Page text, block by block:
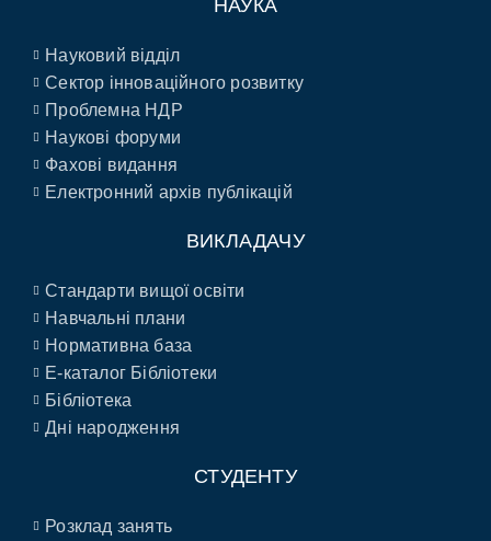
НАУКА
Науковий відділ
Сектор інноваційного розвитку
Проблемна НДР
Наукові форуми
Фахові видання
Електронний архів публікацій
ВИКЛАДАЧУ
Стандарти вищої освіти
Навчальні плани
Нормативна база
E-каталог Бібліотеки
Бібліотека
Дні народження
СТУДЕНТУ
Розклад занять